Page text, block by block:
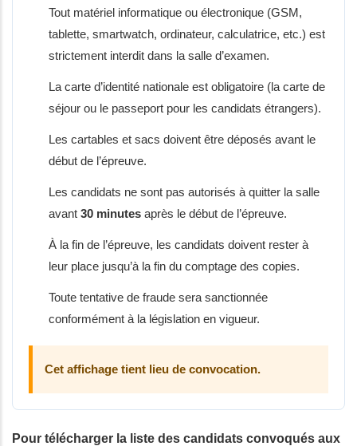
Tout matériel informatique ou électronique (GSM,
tablette, smartwatch, ordinateur, calculatrice, etc.) est
strictement interdit dans la salle d’examen.
La carte d’identité nationale est obligatoire (la carte de
séjour ou le passeport pour les candidats étrangers).
Les cartables et sacs doivent être déposés avant le
début de l’épreuve.
Les candidats ne sont pas autorisés à quitter la salle
avant 30 minutes après le début de l’épreuve.
À la fin de l’épreuve, les candidats doivent rester à
leur place jusqu’à la fin du comptage des copies.
Toute tentative de fraude sera sanctionnée
conformément à la législation en vigueur.
Cet affichage tient lieu de convocation.
Pour télécharger la liste des candidats convoqués aux